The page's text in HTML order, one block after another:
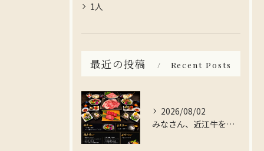
1人
最近の投稿 Recent Posts
2026/08/02
みなさん、近江牛を存分に楽しんでみませんか？